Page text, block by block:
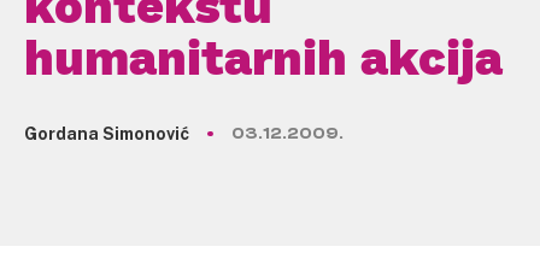
humanitarnih akcija
Gordana Simonović 03.12.2009.